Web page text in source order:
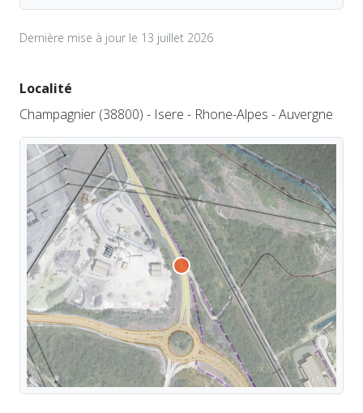
Dernière mise à jour le 13 juillet 2026
Localité
Champagnier (38800) - Isere - Rhone-Alpes - Auvergne